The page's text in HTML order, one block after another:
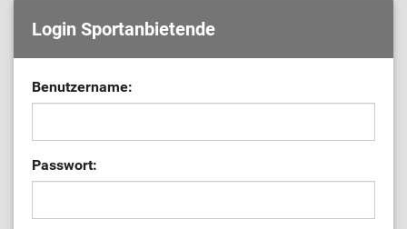
Login Sportanbietende
Benutzername:
Passwort: